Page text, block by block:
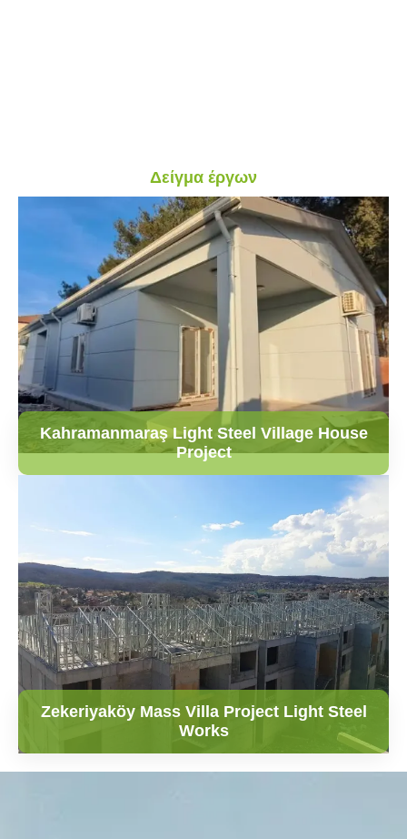
Δείγμα έργων
Kahramanmaraş Light Steel Village House
Project
Zekeriyaköy Mass Villa Project Light Steel
Works